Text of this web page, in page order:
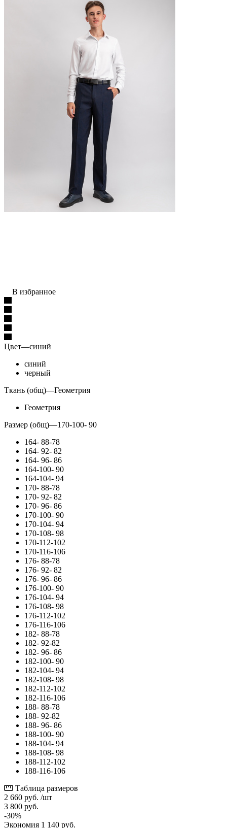
В избранное
Цвет—синий
синий
черный
Ткань (общ)—Геометрия
Геометрия
Размер (общ)—170-100- 90
164- 88-78
164- 92- 82
164- 96- 86
164-100- 90
164-104- 94
170- 88-78
170- 92- 82
170- 96- 86
170-100- 90
170-104- 94
170-108- 98
170-112-102
170-116-106
176- 88-78
176- 92- 82
176- 96- 86
176-100- 90
176-104- 94
176-108- 98
176-112-102
176-116-106
182- 88-78
182- 92-82
182- 96- 86
182-100- 90
182-104- 94
182-108- 98
182-112-102
182-116-106
188- 88-78
188- 92-82
188- 96- 86
188-100- 90
188-104- 94
188-108- 98
188-112-102
188-116-106
Таблица размеров
2 660 руб. /шт
3 800 руб.
-30%
Экономия 1 140 руб.